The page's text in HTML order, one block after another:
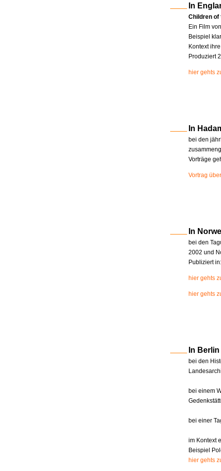
In
Children of
Ein Film
Beispiel
Kontext
Produziert
hier gehts
In
bei den
Vorträge
Vortrag
In
bei den
2002 und
Publiziert
hier gehts
hier gehts
In
bei den
bei einem
bei einer
im Kontext
Beispiel
hier gehts